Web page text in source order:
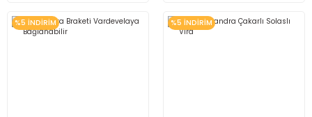
%5 İNDİRİM %5 İNDİRİM